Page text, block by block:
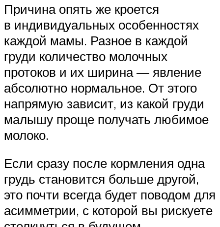
Причина опять же кроется
в индивидуальных особенностях
каждой мамы. Разное в каждой
груди количество молочных
протоков и их ширина — явление
абсолютно нормальное. От этого
напрямую зависит, из какой груди
малышу проще получать любимое
молоко.
Если сразу после кормления одна
грудь становится больше другой,
это почти всегда будет поводом для
асимметрии, с которой вы рискуете